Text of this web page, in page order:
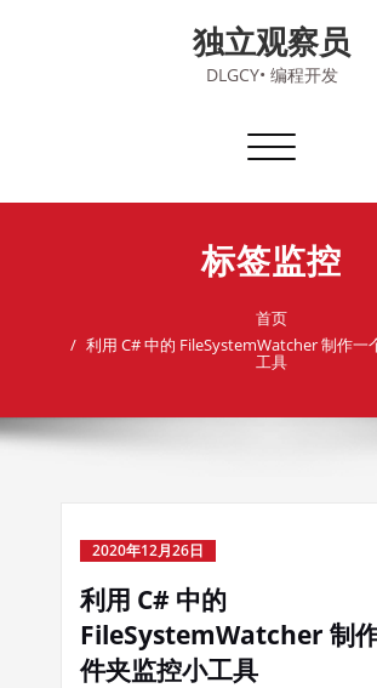
独立观察员
DLGCY• 编程开发
切
导
标签监控
首页
利用 C# 中的 FileSystemWatcher 制作一
工具
2020年12月26日
利用 C# 中的
FileSystemWatcher 制
件夹监控小工具